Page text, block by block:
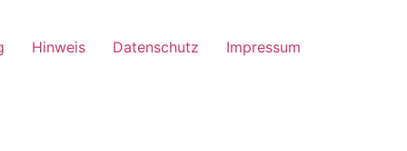
Hinweis Datenschutz Impressum